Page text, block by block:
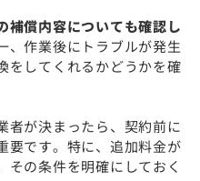
補償内容についても確認し
、作業後にトラブルが発生
をしてくれるかどうかを確
者が決まったら、契約前に
要です。特に、追加料金が
その条件を明確にしておく